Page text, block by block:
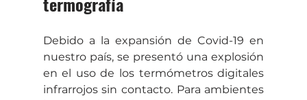
Debido a la expansión de Covid-19 en
nuestro país, se presentó una explosión
en el uso de los termómetros digitales
infrarrojos sin contacto. Para ambientes